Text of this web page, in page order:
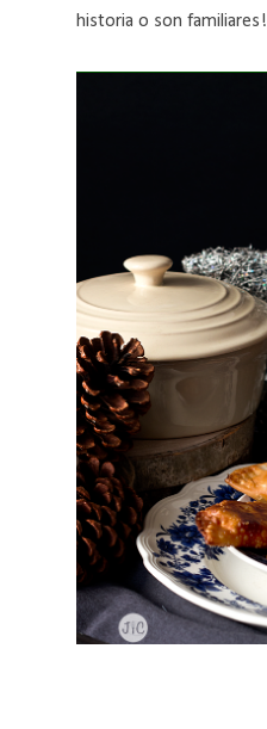
historia o son familiares!